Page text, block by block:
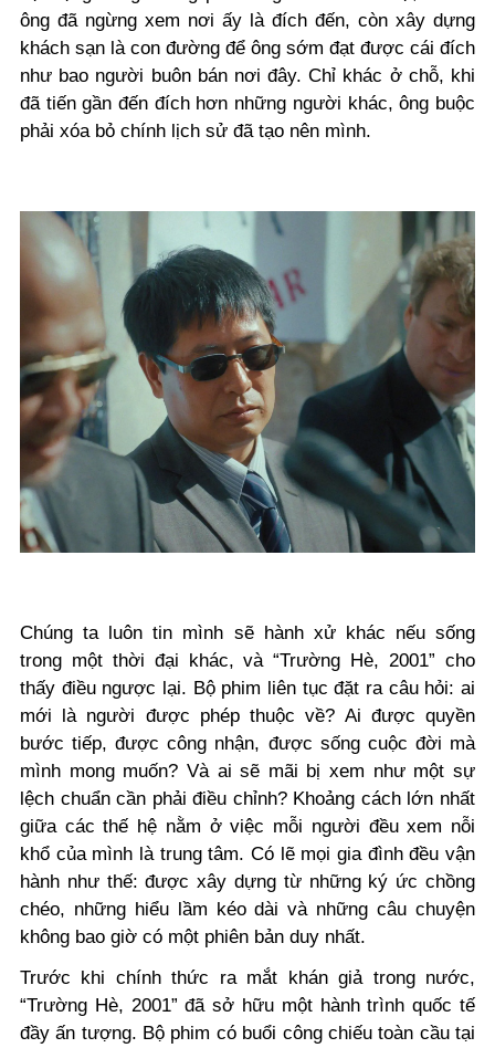
ông đã ngừng xem nơi ấy là đích đến, còn xây dựng
khách sạn là con đường để ông sớm đạt được cái đích
như bao người buôn bán nơi đây. Chỉ khác ở chỗ, khi
đã tiến gần đến đích hơn những người khác, ông buộc
phải xóa bỏ chính lịch sử đã tạo nên mình.
Chúng ta luôn tin mình sẽ hành xử khác nếu sống
trong một thời đại khác, và “Trường Hè, 2001” cho
thấy điều ngược lại. Bộ phim liên tục đặt ra câu hỏi: ai
mới là người được phép thuộc về? Ai được quyền
bước tiếp, được công nhận, được sống cuộc đời mà
mình mong muốn? Và ai sẽ mãi bị xem như một sự
lệch chuẩn cần phải điều chỉnh? Khoảng cách lớn nhất
giữa các thế hệ nằm ở việc mỗi người đều xem nỗi
khổ của mình là trung tâm. Có lẽ mọi gia đình đều vận
hành như thế: được xây dựng từ những ký ức chồng
chéo, những hiểu lầm kéo dài và những câu chuyện
không bao giờ có một phiên bản duy nhất.
Trước khi chính thức ra mắt khán giả trong nước,
“Trường Hè, 2001” đã sở hữu một hành trình quốc tế
đầy ấn tượng. Bộ phim có buổi công chiếu toàn cầu tại